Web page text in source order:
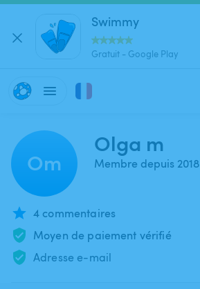
Swimmy
Gratuit - Google Play
Om
Olga m
Membre depuis 2018
4 commentaires
Moyen de paiement vérifié
Adresse e-mail